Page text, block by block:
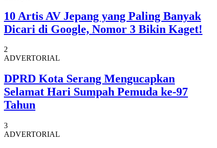
10 Artis AV Jepang yang Paling Banyak
Dicari di Google, Nomor 3 Bikin Kaget!
2
ADVERTORIAL
DPRD Kota Serang Mengucapkan
Selamat Hari Sumpah Pemuda ke-97
Tahun
3
ADVERTORIAL